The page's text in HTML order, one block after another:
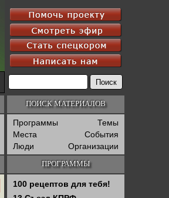
ПОИСК МАТЕРИАЛОВ
Программы
Темы
Места
События
Люди
Организации
ПРОГРАММЫ
100 рецептов для тебя!